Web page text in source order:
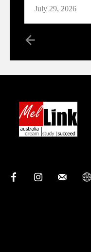
July 29, 2026